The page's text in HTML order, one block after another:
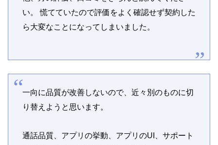
い。 慌てていたので評価をよく確認せず契約した
ら大変なことになってしまいました。
一向に品質が改善しないので、近々別のものに切
り替えようと思います。
通話品質、アプリの挙動、アプリのUI、サポート